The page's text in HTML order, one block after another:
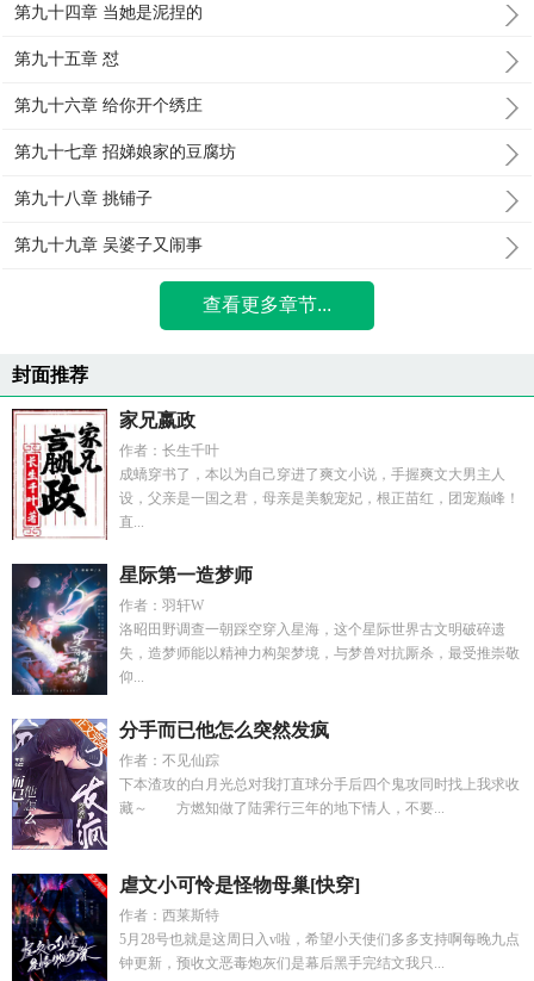
第九十四章 当她是泥捏的
第九十五章 怼
第九十六章 给你开个绣庄
第九十七章 招娣娘家的豆腐坊
第九十八章 挑铺子
第九十九章 吴婆子又闹事
查看更多章节...
封面推荐
家兄嬴政
作者：长生千叶
成蟜穿书了，本以为自己穿进了爽文小说，手握爽文大男主人
设，父亲是一国之君，母亲是美貌宠妃，根正苗红，团宠巅峰！
直...
星际第一造梦师
作者：羽轩W
洛昭田野调查一朝踩空穿入星海，这个星际世界古文明破碎遗
失，造梦师能以精神力构架梦境，与梦兽对抗厮杀，最受推崇敬
仰...
分手而已他怎么突然发疯
作者：不见仙踪
下本渣攻的白月光总对我打直球分手后四个鬼攻同时找上我求收
藏～ 方燃知做了陆霁行三年的地下情人，不要...
虐文小可怜是怪物母巢[快穿]
作者：西莱斯特
5月28号也就是这周日入v啦，希望小天使们多多支持啊每晚九点
钟更新，预收文恶毒炮灰们是幕后黑手完结文我只...